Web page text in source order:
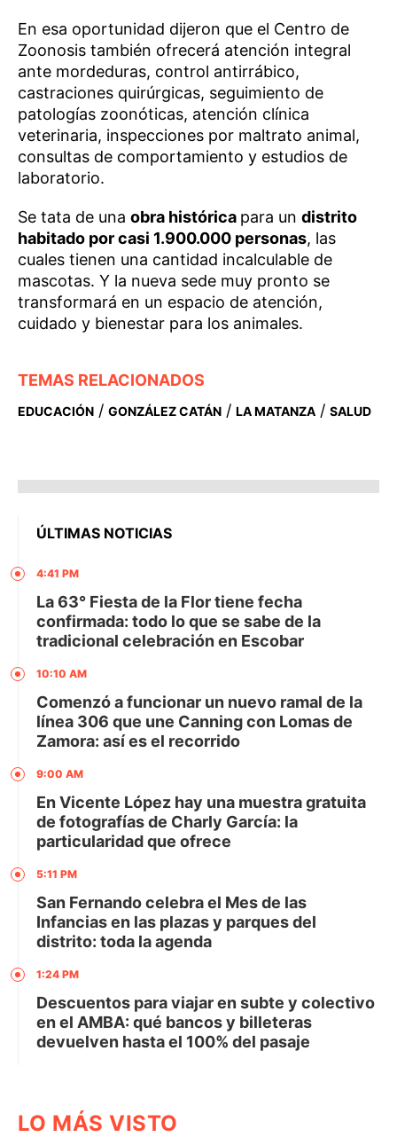
En esa oportunidad dijeron que el Centro de
Zoonosis también ofrecerá atención integral
ante mordeduras, control antirrábico,
castraciones quirúrgicas, seguimiento de
patologías zoonóticas, atención clínica
veterinaria, inspecciones por maltrato animal,
consultas de comportamiento y estudios de
laboratorio.
Se tata de una obra histórica para un distrito
habitado por casi 1.900.000 personas, las
cuales tienen una cantidad incalculable de
mascotas. Y la nueva sede muy pronto se
transformará en un espacio de atención,
cuidado y bienestar para los animales.
TEMAS RELACIONADOS
EDUCACIÓN / GONZÁLEZ CATÁN / LA MATANZA / SALUD
ÚLTIMAS NOTICIAS
4:41 PM
La 63° Fiesta de la Flor tiene fecha
confirmada: todo lo que se sabe de la
tradicional celebración en Escobar
10:10 AM
Comenzó a funcionar un nuevo ramal de la
línea 306 que une Canning con Lomas de
Zamora: así es el recorrido
9:00 AM
En Vicente López hay una muestra gratuita
de fotografías de Charly García: la
particularidad que ofrece
5:11 PM
San Fernando celebra el Mes de las
Infancias en las plazas y parques del
distrito: toda la agenda
1:24 PM
Descuentos para viajar en subte y colectivo
en el AMBA: qué bancos y billeteras
devuelven hasta el 100% del pasaje
LO MÁS VISTO